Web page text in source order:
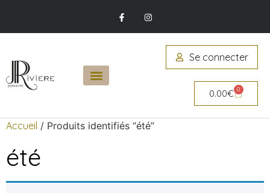
Se connecter
0.00€ 0
Accueil / Produits identifiés “été”
été